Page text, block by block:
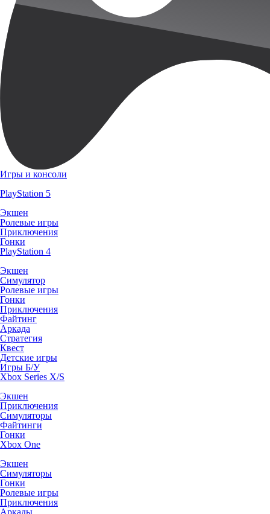
Игры и консоли
PlayStation 5
Экшен
Ролевые игры
Приключения
Гонки
PlayStation 4
Экшен
Симулятор
Ролевые игры
Гонки
Приключения
Файтинг
Аркада
Стратегия
Квест
Детские игры
Игры Б/У
Xbox Series X/S
Экшен
Приключения
Симуляторы
Файтинги
Гонки
Xbox One
Экшен
Симуляторы
Гонки
Ролевые игры
Приключения
Аркады